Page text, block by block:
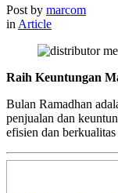
Post by marcom
in Article
Raih Keuntungan
Bulan Ramadhan
penjualan dan
efisien dan